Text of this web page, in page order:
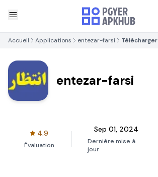
Accueil Applications entezar-farsi Télécharger
entezar-farsi
4.9
Évaluation
Sep 01, 2024
Dernière mise à
jour